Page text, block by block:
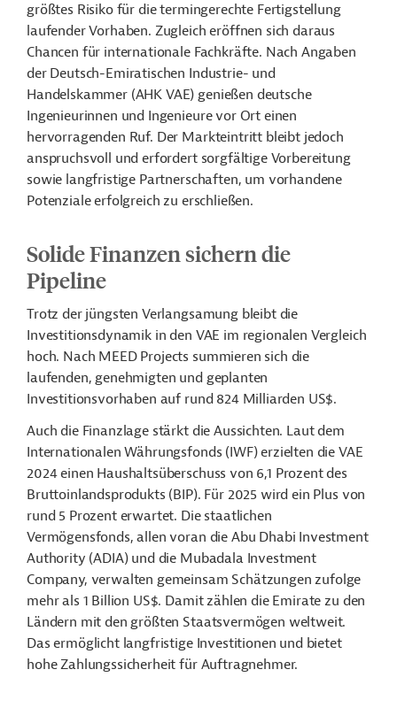
größtes Risiko für die termingerechte Fertigstellung
laufender Vorhaben. Zugleich eröffnen sich daraus
Chancen für internationale Fachkräfte. Nach Angaben
der Deutsch-Emiratischen Industrie- und
Handelskammer (AHK VAE) genießen deutsche
Ingenieurinnen und Ingenieure vor Ort einen
hervorragenden Ruf. Der Markteintritt bleibt jedoch
anspruchsvoll und erfordert sorgfältige Vorbereitung
sowie langfristige Partnerschaften, um vorhandene
Potenziale erfolgreich zu erschließen.
Solide Finanzen sichern die
Pipeline
Trotz der jüngsten Verlangsamung bleibt die
Investitionsdynamik in den VAE im regionalen Vergleich
hoch. Nach MEED Projects summieren sich die
laufenden, genehmigten und geplanten
Investitionsvorhaben auf rund 824 Milliarden US$.
Auch die Finanzlage stärkt die Aussichten. Laut dem
Internationalen Währungsfonds (IWF) erzielten die VAE
2024 einen Haushaltsüberschuss von 6,1 Prozent des
Bruttoinlandsprodukts (BIP). Für 2025 wird ein Plus von
rund 5 Prozent erwartet. Die staatlichen
Vermögensfonds, allen voran die Abu Dhabi Investment
Authority (ADIA) und die Mubadala Investment
Company, verwalten gemeinsam Schätzungen zufolge
mehr als 1 Billion US$. Damit zählen die Emirate zu den
Ländern mit den größten Staatsvermögen weltweit.
Das ermöglicht langfristige Investitionen und bietet
hohe Zahlungssicherheit für Auftragnehmer.